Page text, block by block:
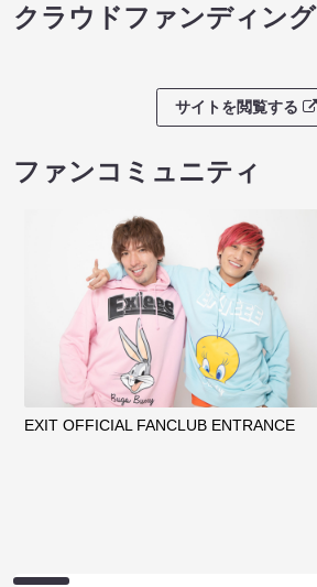
クラウドファンディング
サイトを閲覧する
ファンコミュニティ
EXIT OFFICIAL FANCLUB ENTRANCE